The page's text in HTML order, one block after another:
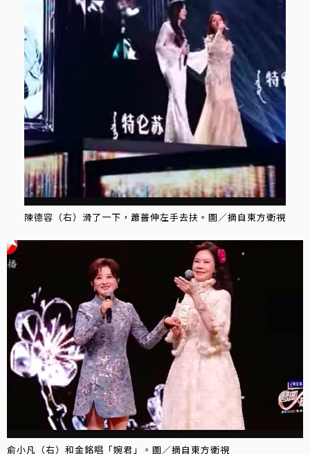
陳德容（右）滑了一下，蕭薔伸左手去扶。圖／摘自東方衛視
俞小凡（右）和金銘唱「婉君」。圖／摘自東方衛視